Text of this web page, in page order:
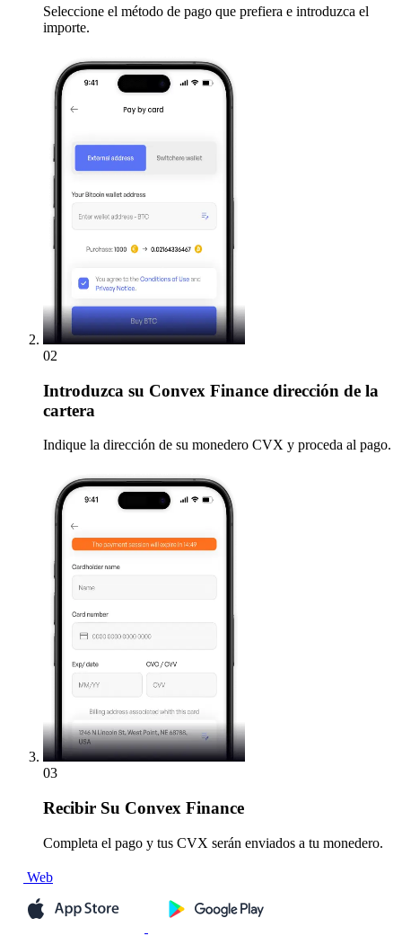
Seleccione el método de pago que prefiera e introduzca el
importe.
02
Introduzca su Convex Finance dirección de la
cartera
Indique la dirección de su monedero CVX y proceda al pago.
03
Recibir Su Convex Finance
Completa el pago y tus CVX serán enviados a tu monedero.
Web